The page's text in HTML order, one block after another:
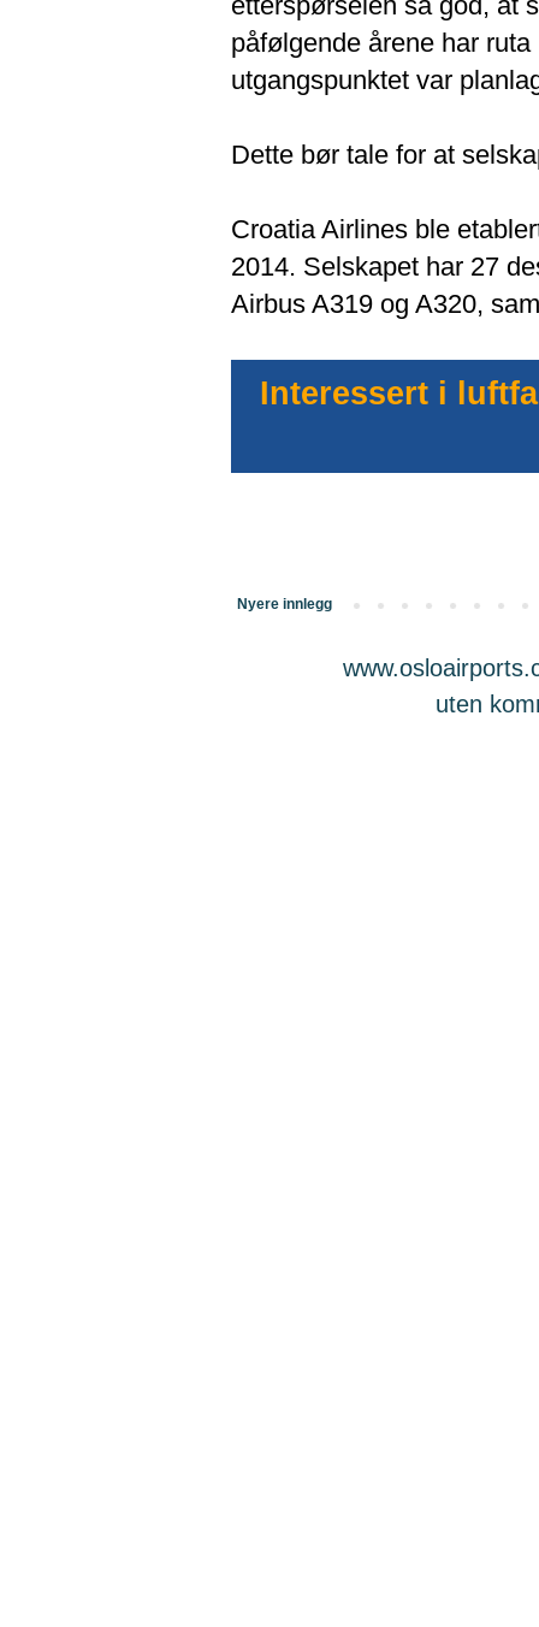
påfølgende årene har
utgangspunktet var
Dette bør tale for at
Croatia Airlines ble
2014. Selskapet har 27
Airbus A319 og A320,
Interessert i
Nyere innlegg
uten